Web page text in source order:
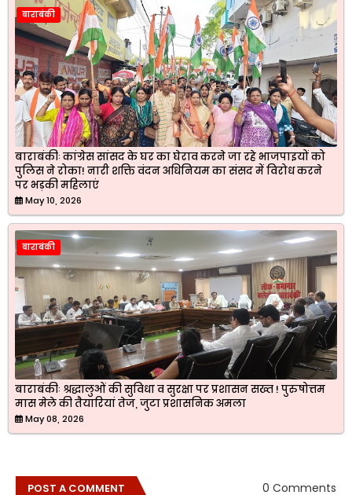
बाराबंकी
बाराबंकीः कांग्रेस सांसद के घर का घेराव करने जा रहे भाजपाइयों को
पुलिस ने रोका! नारी शक्ति वंदन अधिनियम का संसद में विरोध करने
पर भड़की महिलाएं
May 10, 2026
बाराबंकी
बाराबंकीः श्रद्धालुओं की सुविधा व सुरक्षा पर प्रशासन सख्त ! पुरुषोत्तम
मास मेले की तैयारियां तेज, जुटा प्रशासनिक अमला
May 08, 2026
POST A COMMENT 0 Comments